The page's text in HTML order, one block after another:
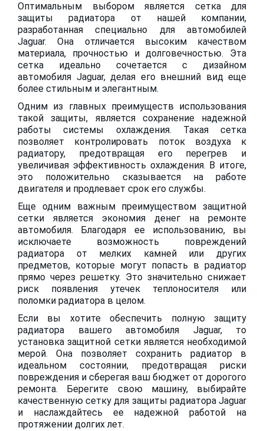
Оптимальным выбором является сетка для
защиты радиатора от нашей компании,
разработанная специально для автомобилей
Jaguar. Она отличается высоким качеством
материала, прочностью и долговечностью. Эта
сетка идеально сочетается с дизайном
автомобиля Jaguar, делая его внешний вид еще
более стильным и элегантным.
Одним из главных преимуществ использования
такой защиты, является сохранение надежной
работы системы охлаждения. Такая сетка
позволяет контролировать поток воздуха к
радиатору, предотвращая его перегрев и
увеличивая эффективность охлаждения. В итоге,
это положительно сказывается на работе
двигателя и продлевает срок его службы.
Еще одним важным преимуществом защитной
сетки является экономия денег на ремонте
автомобиля. Благодаря ее использованию, вы
исключаете возможность повреждений
радиатора от мелких камней или других
предметов, которые могут попасть в радиатор
прямо через решетку. Это значительно снижает
риск появления утечек теплоносителя или
поломки радиатора в целом.
Если вы хотите обеспечить полную защиту
радиатора вашего автомобиля Jaguar, то
установка защитной сетки является необходимой
мерой. Она позволяет сохранить радиатор в
идеальном состоянии, предотвращая риски
повреждения и сберегая ваш бюджет от дорогого
ремонта. Берегите свою машину, выбирайте
качественную сетку для защиты радиатора Jaguar
и наслаждайтесь ее надежной работой на
протяжении долгих лет.